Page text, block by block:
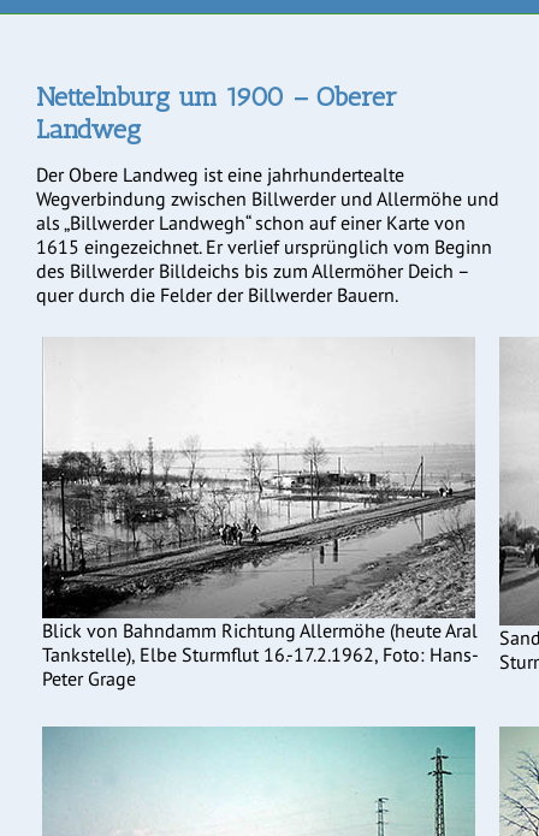
Nettelnburg um 1900 – Oberer
Landweg
Der Obere Landweg ist eine jahrhundertealte
Wegverbindung zwischen Billwerder und Allermöhe und
als „Billwerder Landwegh“ schon auf einer Karte von
1615 eingezeichnet. Er verlief ursprünglich vom Beginn
des Billwerder Billdeichs bis zum Allermöher Deich –
quer durch die Felder der Billwerder Bauern.
Blick von Bahndamm Richtung Allermöhe (heute Aral
Tankstelle), Elbe Sturmflut 16.-17.2.1962, Foto: Hans-
Peter Grage